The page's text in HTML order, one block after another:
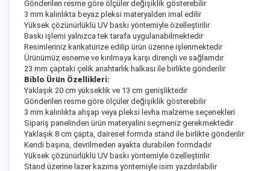
Gönderilen resme göre ölçüler değişiklik gösterebilir
3 mm kalınlıkta beyaz pleksi materyalden imal edilir
Yüksek çözünürlüklü UV baskı yöntemiyle özelleştirilir
Baskı işlemi yalnızca tek tarafa uygulanabilmektedir
Resimleriniz karikatürize edilip ürün üzerine işlenmektedir
Ürünümüz esneme ve kırılmaya karşı dirençli ve sağlamdır
23 mm çaptaki çelik anahtarlık halkası ile birlikte gönderilir
Biblo Ürün Özellikleri:
Yaklaşık 20 cm yükseklik ve 13 cm genişliktedir
Gönderilen resme göre ölçüler değişiklik gösterebilir
3 mm kalınlıkta ahşap veya pleksi levha malzeme seçenekleri
Sipariş panelinden ürün materyalini seçmeniz gerekmektedir
Yaklaşık 8 cm çapta, dairesel formda stand ile birlikte gönderilir
Kendi başına, devrilmeden ayakta durabilen formdadır
Yüksek çözünürlüklü UV baskı yöntemiyle özelleştirilir
Stand üzerine lazer kazıma yöntemiyle isim yazdırılabilir